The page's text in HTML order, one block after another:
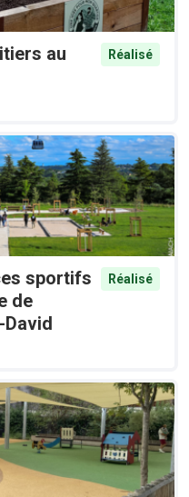
au
Réalisé
sportifs
de
David
Réalisé